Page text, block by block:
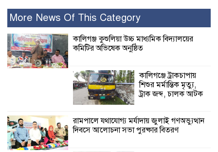
নুর
পাঁচ মাসে সরকারের দোষ দিচ্ছেন, আপনারা
কালিগঞ্জে নিখোঁজ জেলের মরদেহ অবশেষে
মিলল ইছামতী নদীতে
শ্রীউলা ইউনিয়ন
More News Of This Category
কালিগঞ্জ কুশুলিয়া উচ্চ মাধ্যমিক বিদ্যালয়ের
কমিটির অভিষেক অনুষ্ঠিত
কালিগঞ্জে ট্রাকচাপায়
শিশুর মর্মান্তিক মৃত্যু,
ট্রাক জব্দ, চালক আটক
রামপালে যথাযোগ্য মর্যাদায় জুলাই গণঅভ্যুত্থান
দিবসে আলোচনা সভা পুরষ্কার বিতরণ